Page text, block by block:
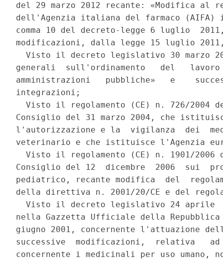
del 29 marzo 2012 recante: «Modifica al
dell'Agenzia italiana del farmaco
comma 10 del decreto-legge 6 luglio
modificazioni, dalla legge 15 luglio
Visto il decreto legislativo 30 marzo
generali  sull'ordinamento   del
amministrazioni   pubbliche»   e
integrazioni;
Visto il regolamento (CE) n. 726/2004
Consiglio del 31 marzo 2004, che
l'autorizzazione e la  vigilanza  dei
veterinario e che istituisce l'Agenzia
Visto il regolamento (CE) n. 1901/2006
Consiglio del 12  dicembre  2006  sui
pediatrico, recante modifica  del
della direttiva n. 2001/20/CE e del
Visto il decreto legislativo 24 aprile
nella Gazzetta Ufficiale della
giugno 2001, concernente l'attuazione
successive  modificazioni,  relativa
concernente i medicinali per uso